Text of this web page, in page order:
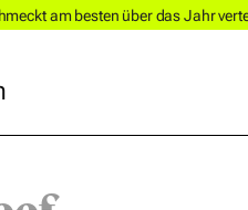
am besten über das Jahr